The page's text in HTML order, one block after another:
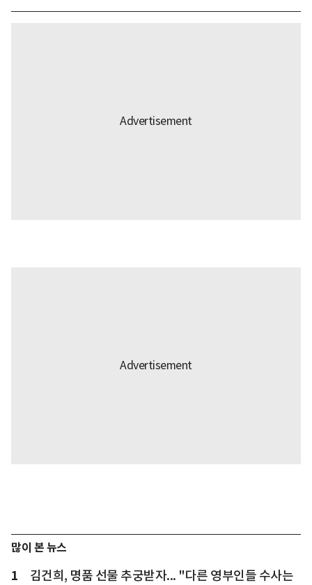
많이 본 뉴스
1
김건희, 명품 선물 추궁받자... "다른 영부인들 수사는